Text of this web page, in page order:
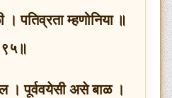
पतिव्रता म्हणोनिया ॥
९५॥
। पूर्ववयेसी असे बाळ ।